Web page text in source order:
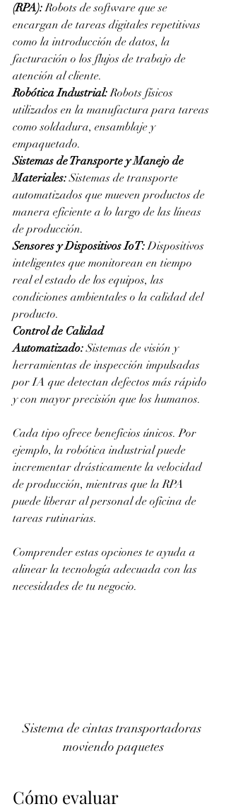
(RPA): Robots de software que se
encargan de tareas digitales repetitivas
como la introducción de datos, la
facturación o los flujos de trabajo de
atención al cliente.
Robótica Industrial: Robots físicos
utilizados en la manufactura para tareas
como soldadura, ensamblaje y
empaquetado.
Sistemas de Transporte y Manejo de
Materiales: Sistemas de transporte
automatizados que mueven productos de
manera eficiente a lo largo de las líneas
de producción.
Sensores y Dispositivos IoT: Dispositivos
inteligentes que monitorean en tiempo
real el estado de los equipos, las
condiciones ambientales o la calidad del
producto.
Control de Calidad
Automatizado: Sistemas de visión y
herramientas de inspección impulsadas
por IA que detectan defectos más rápido
y con mayor precisión que los humanos.
Cada tipo ofrece beneficios únicos. Por
ejemplo, la robótica industrial puede
incrementar drásticamente la velocidad
de producción, mientras que la RPA
puede liberar al personal de oficina de
tareas rutinarias.
Comprender estas opciones te ayuda a
alinear la tecnología adecuada con las
necesidades de tu negocio.
Sistema de cintas transportadoras
moviendo paquetes
Cómo evaluar